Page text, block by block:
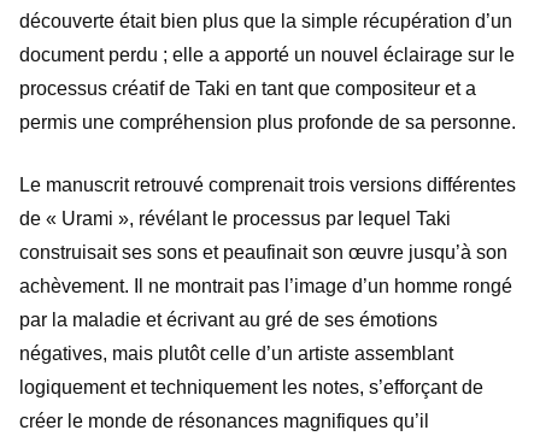
découverte était bien plus que la simple récupération d’un
document perdu ; elle a apporté un nouvel éclairage sur le
processus créatif de Taki en tant que compositeur et a
permis une compréhension plus profonde de sa personne.
Le manuscrit retrouvé comprenait trois versions différentes
de « Urami », révélant le processus par lequel Taki
construisait ses sons et peaufinait son œuvre jusqu’à son
achèvement. Il ne montrait pas l’image d’un homme rongé
par la maladie et écrivant au gré de ses émotions
négatives, mais plutôt celle d’un artiste assemblant
logiquement et techniquement les notes, s’efforçant de
créer le monde de résonances magnifiques qu’il